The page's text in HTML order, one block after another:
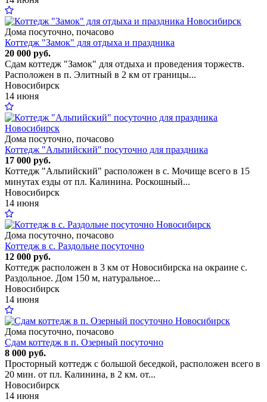
Дома посуточно, почасово
Коттедж "Замок" для отдыха и праздника
20 000 руб.
Сдам коттедж "Замок" для отдыха и проведения торжеств.
Расположен в п. Элитный в 2 км от границы...
Новосибирск
14 июня
Дома посуточно, почасово
Коттедж "Альпийский" посуточно для праздника
17 000 руб.
Коттедж "Альпийский" расположен в с. Мочище всего в 15
минутах езды от пл. Калинина. Роскошный...
Новосибирск
14 июня
Дома посуточно, почасово
Коттедж в с. Раздольне посуточно
12 000 руб.
Коттедж расположен в 3 км от Новосибирска на окраине с.
Раздольное. Дом 150 м, натуральное...
Новосибирск
14 июня
Дома посуточно, почасово
Сдам коттедж в п. Озерный посуточно
8 000 руб.
Просторный коттедж с большой беседкой, расположен всего в
20 мин. от пл. Калинина, в 2 км. от...
Новосибирск
14 июня